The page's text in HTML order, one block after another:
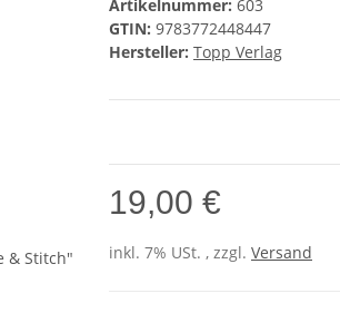
Artikelnummer: 603
GTIN: 9783772448447
Hersteller: Topp Verlag
19,00 €
inkl. 7% USt. , zzgl. Versand